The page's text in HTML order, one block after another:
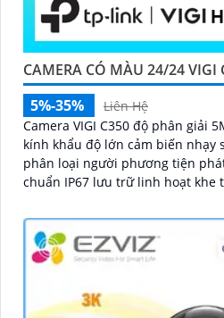
CAMERA CÓ MÀU 24/24 VIGI
5%-35%
Liên Hệ
Camera VIGI C350 độ phân giải
kính khẩu độ lớn cảm biến
phân loại người phương tiện
chuẩn IP67 lưu trữ linh hoạt khe